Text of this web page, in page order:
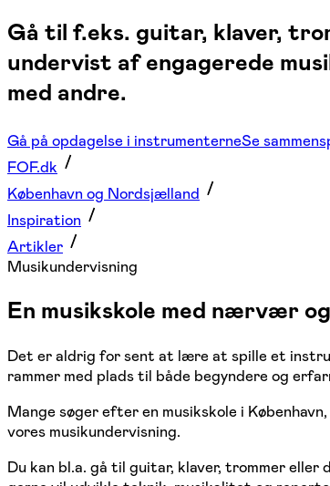
Gå til f.eks. guitar, klaver,
undervist af engagerede
med andre.
Gå på opdagelse i instrumenterneSe
FOF.dk
København og Nordsjælland
Inspiration
Artikler
Musikundervisning
En musikskole med nærvær
Det er aldrig for sent at lære at spille et
rammer med plads til både begyndere og
Mange søger efter en musikskole i
vores musikundervisning.
Du kan bl.a. gå til guitar, klaver, trommer